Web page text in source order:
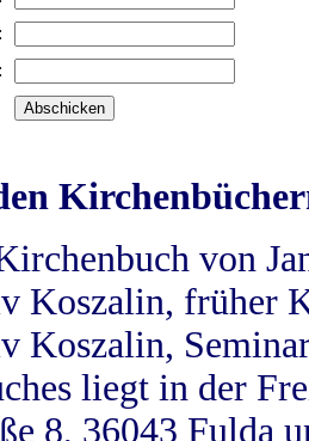
von
Koszalin, früher
Koszalin,
liegt in der
8, 36043 Fulda